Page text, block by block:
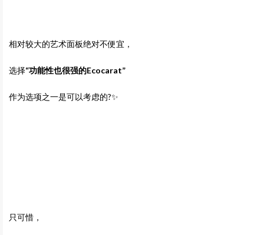
相对较大的艺术面板绝对不便宜，
选择“功能性也很强的Ecocarat”
作为选项之一是可以考虑的?✨
只可惜，